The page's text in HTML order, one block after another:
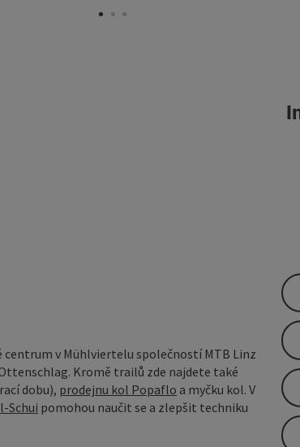
v Mühlviertelu společností MTB Linz
Kromě trailů zde najdete také
dobu), prodejnu kol Popaflo a myčku kol. V
Schui pomohou naučit se a zlepšit techniku